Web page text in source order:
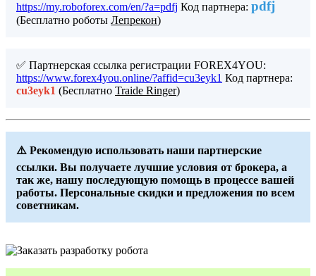
https://my.roboforex.com/en/?a=pdfj Код партнера: pdfj
(Бесплатно роботы Лепрекон)
✅ Партнерская ссылка регистрации FOREX4YOU:
https://www.forex4you.online/?affid=cu3eyk1 Код партнера:
cu3eyk1 (Бесплатно Traide Ringer)
⚠️ Рекомендую использовать наши партнерские
ссылки. Вы получаете лучшие условия от брокера, а
так же, нашу последующую помощь в процессе вашей
работы. Персональные скидки и предложения по всем
советникам.